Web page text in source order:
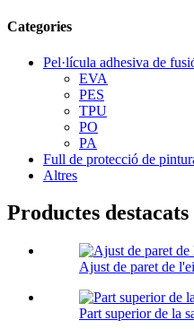
Categories
Pel·lícula adhesiva de
EVA
PES
TPU
PO
PA
Full de protecció de
Altres
Productes destacats
Ajust de paret de
Part superior de la